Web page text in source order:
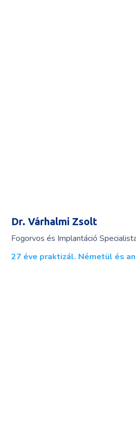
Dr. Várhalmi Zsolt
Fogorvos és Implantáció
27 éve praktizál. Németül és